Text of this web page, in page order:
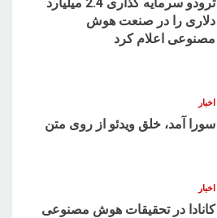
دلاری را در صنعت هوش
مصنوعی اعلام کرد
اخبار
سورا آمد، خلق ویدئو از روی متن
اخبار
کانادا در تحقیقات هوش مصنوعی